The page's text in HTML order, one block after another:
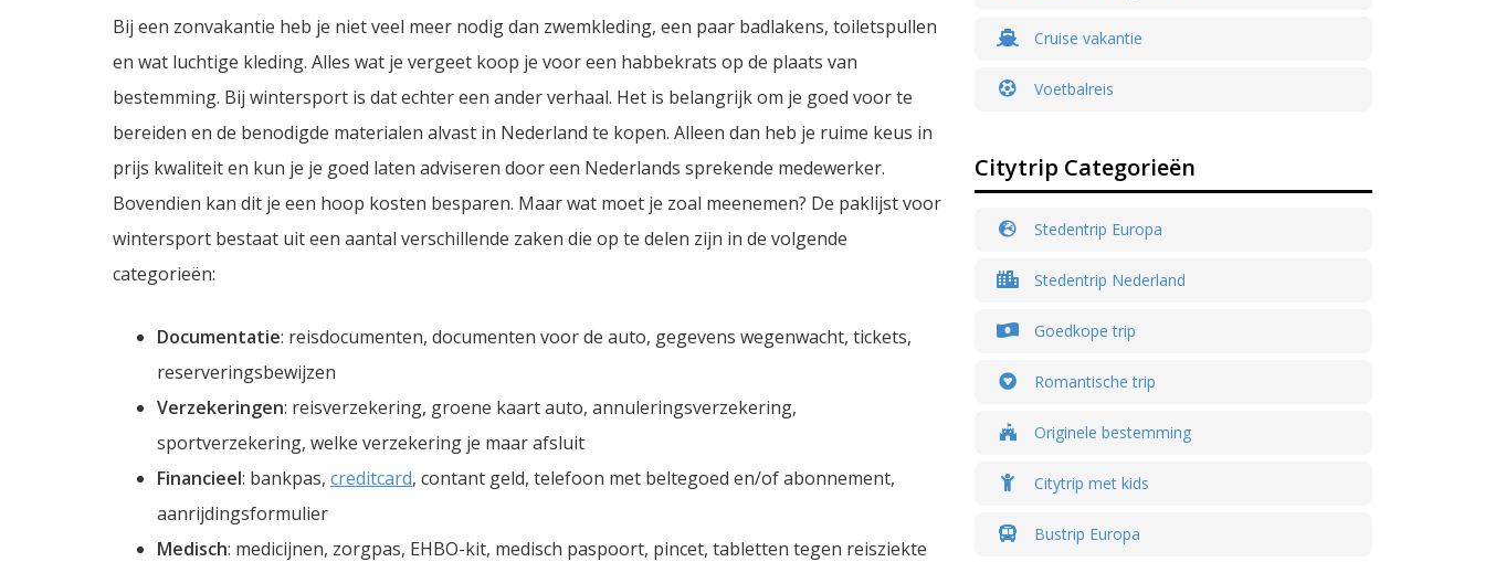
Bij een zonvakantie heb je niet veel meer nodig dan zwemkleding, een paar badlakens, toiletspullen
en wat luchtige kleding. Alles wat je vergeet koop je voor een habbekrats op de plaats van
bestemming. Bij wintersport is dat echter een ander verhaal. Het is belangrijk om je goed voor te
bereiden en de benodigde materialen alvast in Nederland te kopen. Alleen dan heb je ruime keus in
prijs kwaliteit en kun je je goed laten adviseren door een Nederlands sprekende medewerker.
Bovendien kan dit je een hoop kosten besparen. Maar wat moet je zoal meenemen? De paklijst voor
wintersport bestaat uit een aantal verschillende zaken die op te delen zijn in de volgende
categorieën:
Documentatie: reisdocumenten, documenten voor de auto, gegevens wegenwacht, tickets,
reserveringsbewijzen
Verzekeringen: reisverzekering, groene kaart auto, annuleringsverzekering,
sportverzekering, welke verzekering je maar afsluit
Financieel: bankpas, creditcard, contant geld, telefoon met beltegoed en/of abonnement,
aanrijdingsformulier
Medisch: medicijnen, zorgpas, EHBO-kit, medisch paspoort, pincet, tabletten tegen reisziekte
Cruise vakantie
Voetbalreis
Citytrip Categorieën
Stedentrip Europa
Stedentrip Nederland
Goedkope trip
Romantische trip
Originele bestemming
Citytrip met kids
Bustrip Europa